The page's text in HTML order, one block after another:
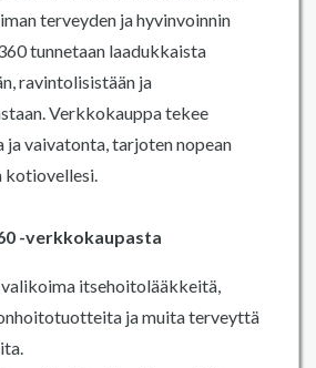
terveyden ja hyvinvoinnin
tunnetaan laadukkaista
ravintolisistään ja
Verkkokauppa tekee
ja vaivatonta, tarjoten nopean
kotiovellesi.
-verkkokaupasta
itsehoitolääkkeitä,
ja muita terveyttä